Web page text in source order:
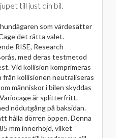
till just din bil.
som värdesätter
det rätta valet.
RISE, Research
med deras testmetod
Vid kollision komprimeras
kollisionen neutraliseras
människor i bilen skyddas
är splitterfritt.
nödutgång på baksidan.
hålla dörren öppen. Denna
mm innerhöjd, vilket